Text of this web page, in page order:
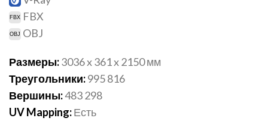
FBX
OBJ
Размеры:3036 x 361 x 2150 мм
Треугольники:995 816
Вершины:483 298
UV Mapping:Есть